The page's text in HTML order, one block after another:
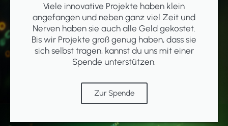
Viele innovative Projekte haben klein
angefangen und neben ganz viel Zeit und
Nerven haben sie auch alle Geld gekostet.
Bis wir Projekte groß genug haben, dass sie
sich selbst tragen, kannst du uns mit einer
Spende unterstützen.
Zur Spende